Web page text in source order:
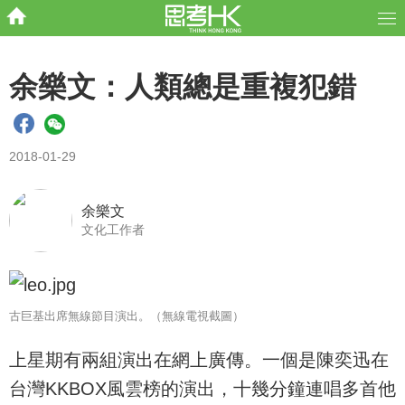
余樂文：人類總是重複犯錯
2018-01-29
余樂文
文化工作者
古巨基出席無線節目演出。（無線電視截圖）
上星期有兩組演出在網上廣傳。一個是陳奕迅在
台灣KKBOX風雲榜的演出，十幾分鐘連唱多首他